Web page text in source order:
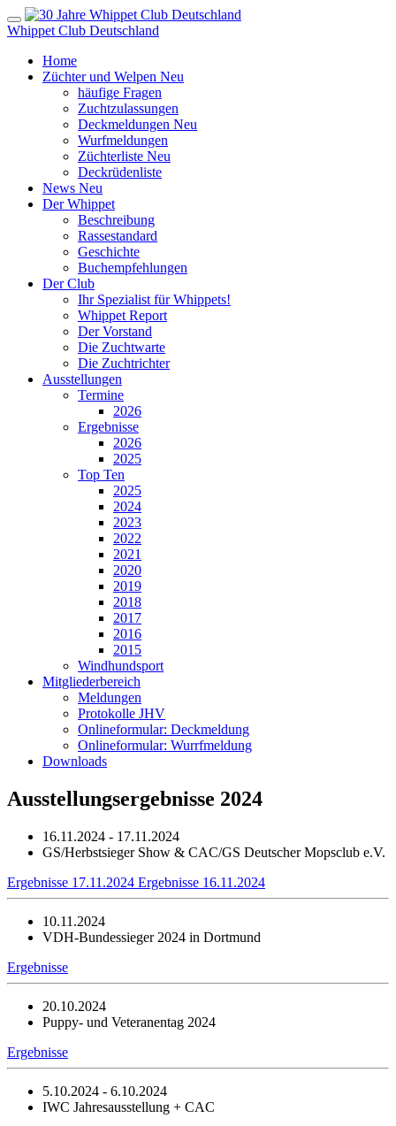
Whippet Club Deutschland
Home
Züchter und Welpen Neu
häufige Fragen
Zuchtzulassungen
Deckmeldungen Neu
Wurfmeldungen
Züchterliste Neu
Deckrüdenliste
News Neu
Der Whippet
Beschreibung
Rassestandard
Geschichte
Buchempfehlungen
Der Club
Ihr Spezialist für Whippets!
Whippet Report
Der Vorstand
Die Zuchtwarte
Die Zuchtrichter
Ausstellungen
Termine
2026
Ergebnisse
2026
2025
Top Ten
2025
2024
2023
2022
2021
2020
2019
2018
2017
2016
2015
Windhundsport
Mitgliederbereich
Meldungen
Protokolle JHV
Onlineformular: Deckmeldung
Onlineformular: Wurrfmeldung
Downloads
Ausstellungsergebnisse 2024
16.11.2024 - 17.11.2024
GS/Herbstsieger Show & CAC/GS Deutscher Mopsclub e.V.
Ergebnisse 17.11.2024 Ergebnisse 16.11.2024
10.11.2024
VDH-Bundessieger 2024 in Dortmund
Ergebnisse
20.10.2024
Puppy- und Veteranentag 2024
Ergebnisse
5.10.2024 - 6.10.2024
IWC Jahresausstellung + CAC